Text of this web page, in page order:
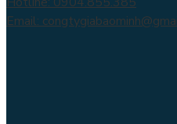
Email: